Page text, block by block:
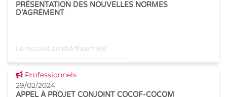
PRÉSENTATION DES NOUVELLES NORMES
D’AGRÉMENT
Le nouvel arrêté fixant les
doivent répondre les
établissements pour aînés a
été adopté par le Collège réuni
Voir cette news
Professionnels
29/02/2024
APPEL À PROJET CONJOINT COCOF-COCOM